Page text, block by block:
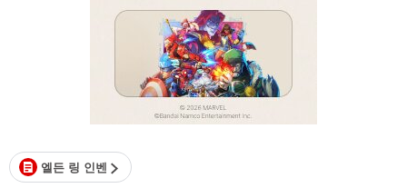
엘든 링 인벤